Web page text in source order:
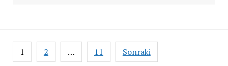
Yazı
sayfalaması
1 2 … 11 Sonraki